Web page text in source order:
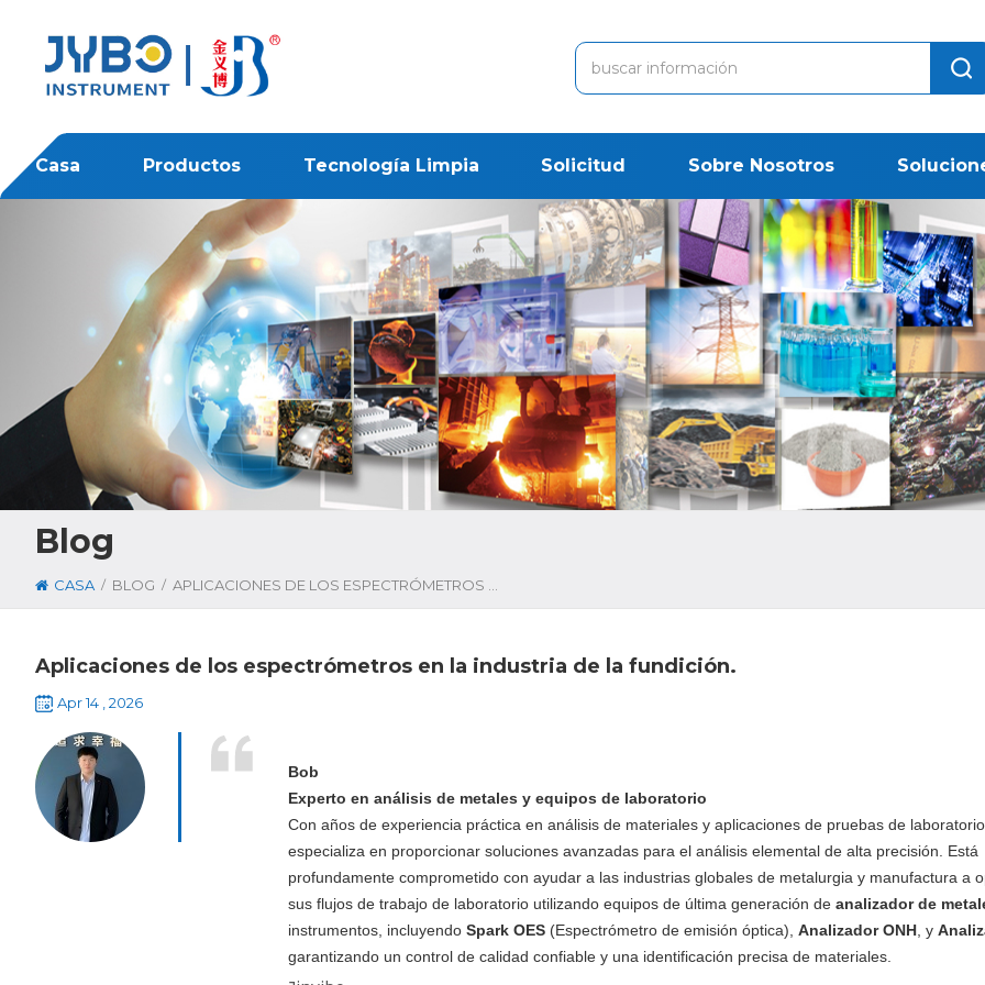
Casa Productos Tecnología Limpia Solicitud Sobre Nosotros
Blog
CASA / BLOG /
Aplicaciones de los espectrómetros en la industria de la fundición.
Apr 14 , 2026
Bob
Experto en análisis de metales y equipos de laboratorio
Con años de experiencia práctica en análisis de materiales y aplicaciones de pruebas de
especializa en proporcionar soluciones avanzadas para el análisis elemental de alta precisión. Está
profundamente comprometido con ayudar a las industrias globales de metalurgia y manufactura a
sus flujos de trabajo de laboratorio utilizando equipos de última generación deanalizador de
instrumentos, incluyendoSpark OES (Espectrómetro de emisión óptica),Analizador ONH , y
garantizando un control de calidad confiable y una identificación precisa de materiales.